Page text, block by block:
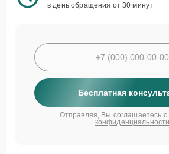
в день обращения от 30 минут
Бесплатная
Отправляя, Вы соглашаетесь с
конфиденциальности